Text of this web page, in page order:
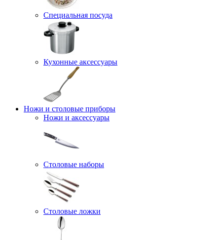
Специальная посуда
Кухонные аксессуары
Ножи и столовые приборы
Ножи и аксессуары
Столовые наборы
Столовые ложки